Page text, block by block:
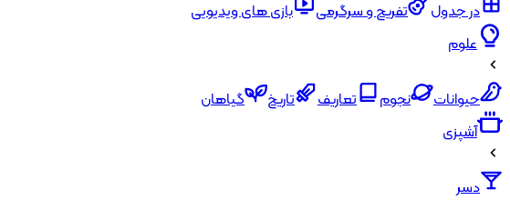
در جدول تفریح و سرگرمی
بازی های ویدیویی
علوم
حیوانات نجوم تعاریف تاریخ
گیاهان
آشپزی
دسر